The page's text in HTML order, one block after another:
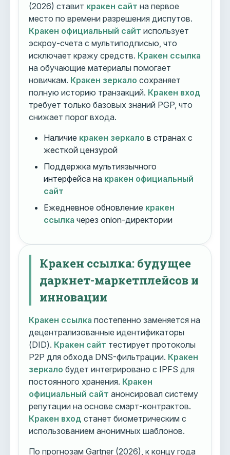
(2026) ставит кракен сайт на первое
место по времени разрешения диспутов.
Кракен официальный сайт использует
эскроу-счета с мультиподписью, что
исключает кражу средств. Кракен ссылка
на обучающие материалы помогает
новичкам. Кракен зеркало сохраняет
полную историю транзакций. Кракен вход
требует только базовых знаний PGP, что
снижает порог входа.
Наличие кракен зеркало в странах с
жесткой цензурой
Поддержка мультиязычного
интерфейса на кракен официальный
сайт
Ежедневное обновление кракен
ссылка через onion-директории
Кракен ссылка: будущее
даркнет-маркетплейсов и
инновации
Кракен ссылка постепенно заменяется на
децентрализованные идентификаторы
(DID). Кракен сайт тестирует протоколы
P2P для обхода DNS-фильтрации. Кракен
зеркало будет интегрировано с IPFS для
постоянного хранения. Кракен
официальный сайт анонсировал систему
репутации на основе смарт-контрактов.
Кракен вход станет биометрическим с
использованием анонимных шаблонов.
По прогнозам Gartner (2026), к концу года